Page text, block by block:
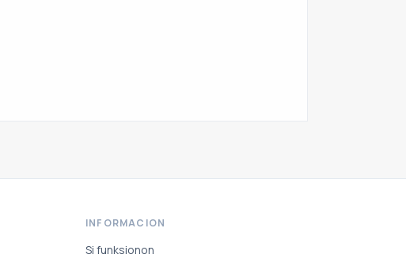
INFORMACION
Si funksionon